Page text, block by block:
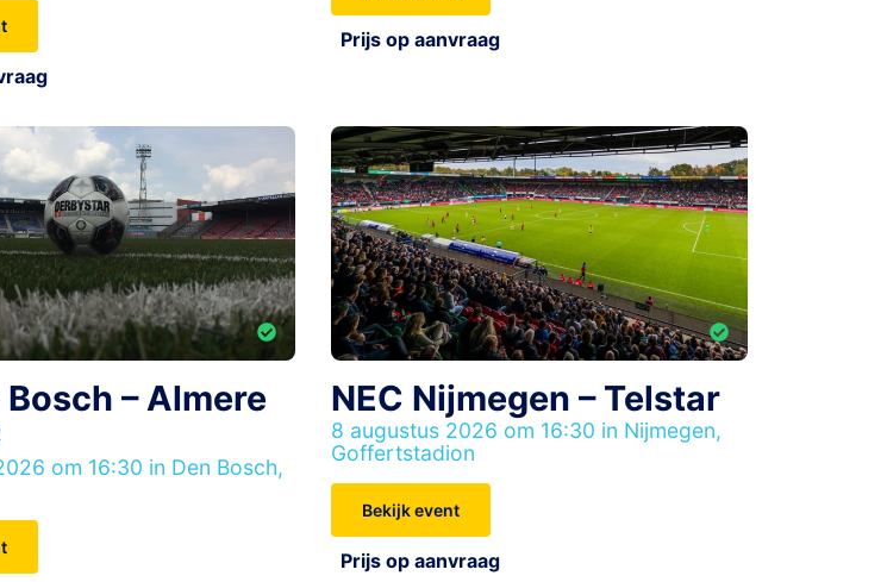
Prijs op aanvraag
Bosch – Almere
om 16:30 in Den Bosch,
NEC Nijmegen – Telstar
8 augustus 2026 om 16:30 in Nijmegen,
Goffertstadion
Bekijk event
Prijs op aanvraag